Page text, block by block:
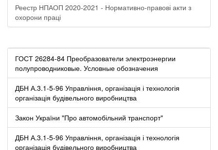
Реестр НПАОП 2020-2021 - Нормативно-правові акти з
охорони праці
ГОСТ 26284-84 Преобразователи электроэнергии
полупроводниковые. Условные обозначения
ДБН А.3.1-5-96 Управління, організація і технологія
організація будівельного виробництва
Закон України "Про автомобільний транспорт"
ДБН А.3.1-5-96 Управління, організація і технологія
організація будівельного виробництва